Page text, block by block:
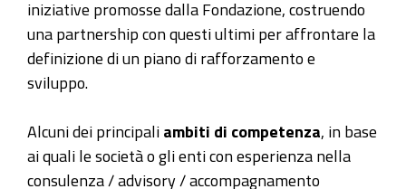
iniziative promosse dalla Fondazione, costruendo
una partnership con questi ultimi per affrontare la
definizione di un piano di rafforzamento e
sviluppo.
Alcuni dei principali ambiti di competenza , in base
ai quali le società o gli enti con esperienza nella
consulenza / advisory / accompagnamento